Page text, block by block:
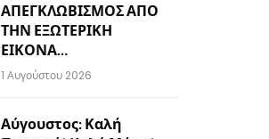
ΑΠΕΓΚΛΩΒΙΣΜΟΣ ΑΠΟ
ΤΗΝ ΕΞΩΤΕΡΙΚΗ
ΕΙΚΟΝΑ…
1 Αυγούστου 2026
Αύγουστος: Καλή